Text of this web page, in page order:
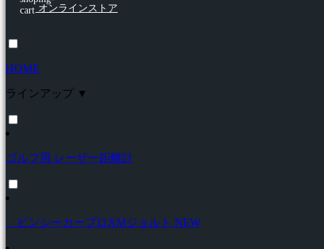
オンラインストア
HOME
ラインアップ ▼
ゴルフ用 レーザー距離計
ピンシーカープロXMジョルト NEW